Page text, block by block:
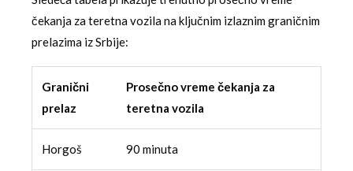
čekanja za teretna vozila na ključnim izlaznim graničnim
prelazima iz Srbije:
Granični
prelaz
Prosečno vreme čekanja za
teretna vozila
Horgoš 90 minuta